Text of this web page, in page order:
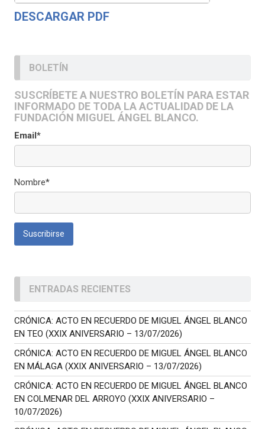
DESCARGAR PDF
BOLETÍN
SUSCRÍBETE A NUESTRO BOLETÍN PARA ESTAR
INFORMADO DE TODA LA ACTUALIDAD DE LA
FUNDACIÓN MIGUEL ÁNGEL BLANCO.
Email*
Nombre*
ENTRADAS RECIENTES
CRÓNICA: ACTO EN RECUERDO DE MIGUEL ÁNGEL BLANCO
EN TEO (XXIX ANIVERSARIO – 13/07/2026)
CRÓNICA: ACTO EN RECUERDO DE MIGUEL ÁNGEL BLANCO
EN MÁLAGA (XXIX ANIVERSARIO – 13/07/2026)
CRÓNICA: ACTO EN RECUERDO DE MIGUEL ÁNGEL BLANCO
EN COLMENAR DEL ARROYO (XXIX ANIVERSARIO –
10/07/2026)